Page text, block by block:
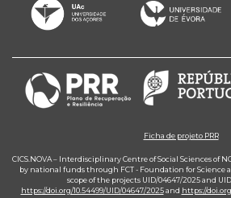
Ficha de projeto PRR
CICS.NOVA – Interdisciplinary Centre of Social Sciences of
by national funds through FCT - Foundation for Science
scope of the projects UID/04647/2025 and
https://doi.org/10.54499/UID/04647/2025and https://